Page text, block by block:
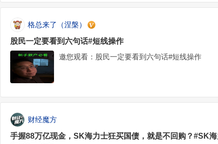
格总来了（涅槃）
股民一定要看到六句话#短线操作
邀您观看：股民一定要看到六句话#短线操作
财经魔方
手握88万亿现金，SK海力士狂买国债，就是不回购？#SK